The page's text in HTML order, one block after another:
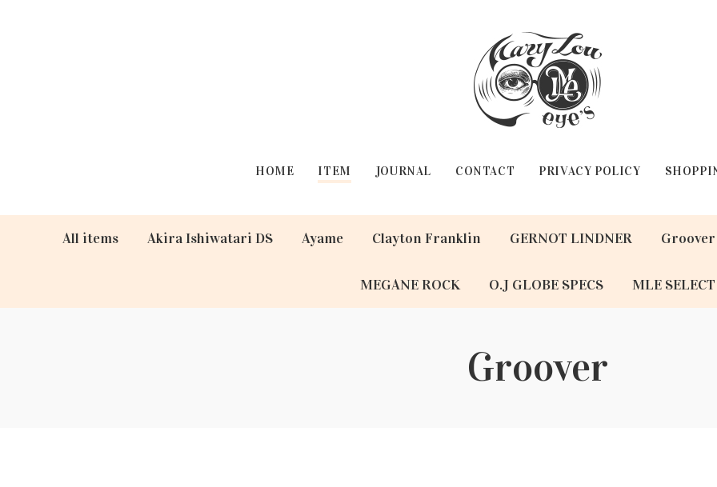
HOME ITEM JOURNAL CONTACT PRIVACY POLICY
All items Akira Ishiwatari DS Ayame Clayton Franklin GERNOT LINDNER Groover
MEGANE ROCK O.J GLOBE SPECS MLE SELECT
Groover